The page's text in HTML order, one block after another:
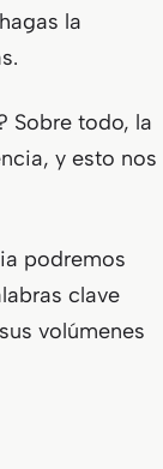
la
Sobre todo, la
y esto nos
podremos
clave
volúmenes